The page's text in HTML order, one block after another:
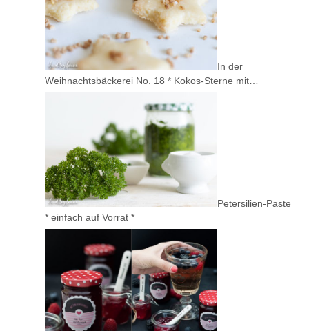
In der
Weihnachtsbäckerei No. 18 * Kokos-Sterne mit…
Petersilien-Paste
* einfach auf Vorrat *